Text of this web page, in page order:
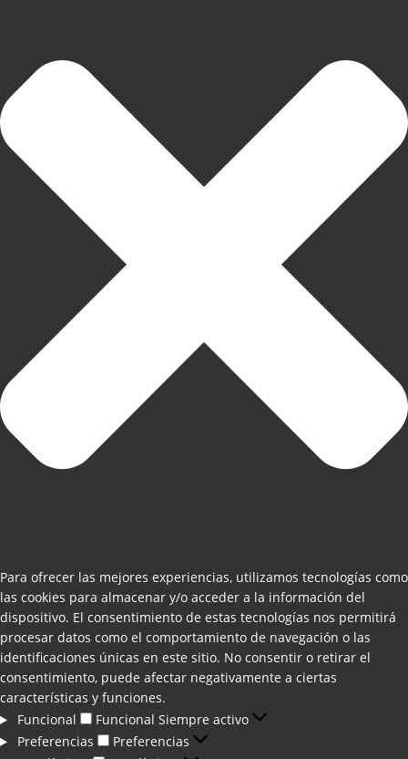
Para ofrecer las mejores experiencias, utilizamos tecnologías como
las cookies para almacenar y/o acceder a la información del
dispositivo. El consentimiento de estas tecnologías nos permitirá
procesar datos como el comportamiento de navegación o las
identificaciones únicas en este sitio. No consentir o retirar el
consentimiento, puede afectar negativamente a ciertas
características y funciones.
Funcional
Funcional Siempre activo
Preferencias
Preferencias